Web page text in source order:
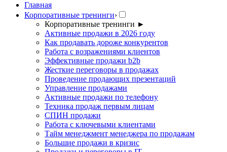
Главная
Корпоративные тренинги›
Корпоративные тренинги ►
Активные продажи в 2026 году
Как продавать дороже конкурентов
Работа с возражениями клиентов
Эффективные продажи b2b
Жесткие переговоры в продажах
Проведение продающих презентаций
Управление продажами
Активные продажи по телефону
Техника продаж первым лицам
СПИН продажи
Работа с ключевыми клиентами
Тайм менеджмент менеджера по продажам
Большие продажи в кризис